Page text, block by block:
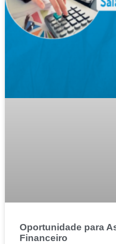
Oportunidade para
Financeiro